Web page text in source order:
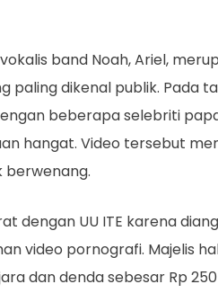
band Noah, Ariel,
paling dikenal publik. Pada
beberapa selebriti
hangat. Video tersebut
berwenang.
dengan UU ITE karena
video pornografi. Majelis
dan denda sebesar Rp